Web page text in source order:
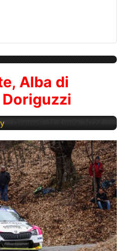
Alba di
Giovedì, 11 Aprile 2024